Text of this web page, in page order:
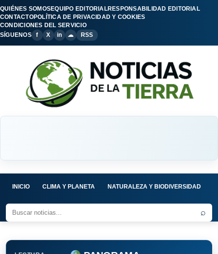
QUIÉNES SOMOSEQUIPO EDITORIALRESPONSABILIDAD EDITORIAL
CONTACTOPOLÍTICA DE PRIVACIDAD Y COOKIES
CONDICIONES DEL SERVICIO
SÍGUENOS
f X in ☁ RSS
INICIO CLIMA Y PLANETA NATURALEZA Y BIODIVERSIDAD
⌕